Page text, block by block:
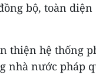
bộ, toàn
thiện hệ thống
nhà nước pháp